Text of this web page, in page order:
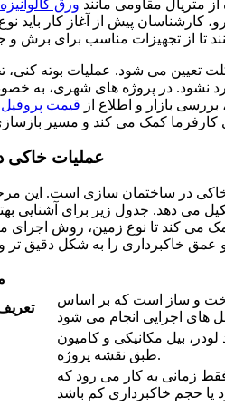
متریال مقاومی مانند ورق گالوانیزه
کارشناسان پیش از آغاز کار باید
تعیین می شود. عملیات بوته
نشود. در پروژه های شهری، به
بازار و اطلاع از قیمت
عملیات خاکی
در ساختمان سازی است. این
می دهد. جدول زیر برای آشنایی
می کند تا نوع زمین، روش اجرای
و ساز است که بر اساس
بیل مکانیکی و کامیون
طبق نقشه پروژه.
زمانی به کار می رود که